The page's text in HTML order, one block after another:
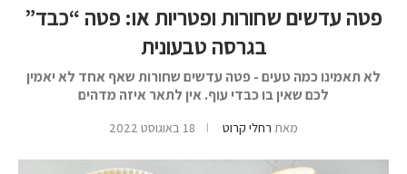
פטה עדשים שחורות ופטריות או: פטה “כבד”
בגרסה טבעונית
לא תאמינו כמה טעים - פטה עדשים שחורות שאף אחד לא יאמין
לכם שאין בו כבדי עוף. אין לתאר איזה מדהים
מאת רחלי קרוט 18 באוגוסט 2022